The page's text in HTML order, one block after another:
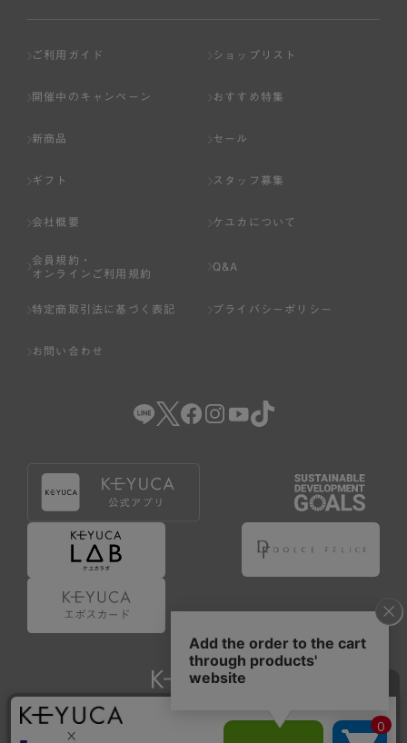
ご利用ガイド ショップリスト
開催中のキャンペーン おすすめ特集
新商品 セール
ギフト スタッフ募集
会社概要 ケユカについて
会員規約・
オンラインご利用規約
Q&A
特定商取引法に基づく表記 プライバシーポリシー
お問い合わせ
Copyright © KAWAJUN Co., Ltd. All Rights Reserved.